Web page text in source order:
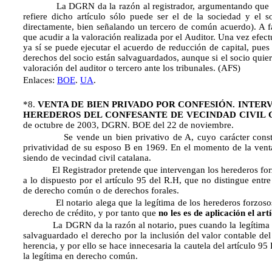
La DGRN da la razón al registrador, argumentando que
refiere dicho artículo sólo puede ser el de la sociedad y el
directamente, bien señalando un tercero de común acuerdo). A
que acudir a la valoración realizada por el Auditor. Una vez
ya sí se puede ejecutar el acuerdo de reducción de capital,
derechos del socio están salvaguardados, aunque si el socio
valoración del auditor o tercero ante los tribunales. (AFS)
Enlaces: BOE. UA.
*8.VENTA DE BIEN PRIVADO POR CONFESIÓN.
HEREDEROS DEL CONFESANTE DE VECINDAD CIVIL
de octubre de 2003, DGRN. BOE del 22 de noviembre.
Se vende un bien privativo de A, cuyo carácter
privatividad de su esposo B en 1969. En el momento de la
siendo de vecindad civil catalana.
El Registrador pretende que intervengan los herederos
a lo dispuesto por el artículo 95 del R.H, que no distingue entre
de derecho común o de derechos forales.
El notario alega que la legítima de los herederos forzosos
derecho de crédito, y por tanto que no les es de aplicación el
La DGRN da la razón al notario, pues cuando la legítima
salvaguardado el derecho por la inclusión del valor contable
herencia, y por ello se hace innecesaria la cautela del artículo 95
la legítima en derecho común.